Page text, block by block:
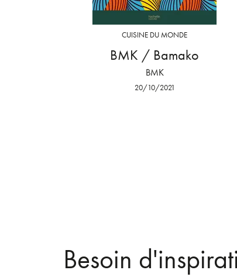
CUISINE DU MONDE
BMK / Bamako
BMK
20/10/2021
Besoin